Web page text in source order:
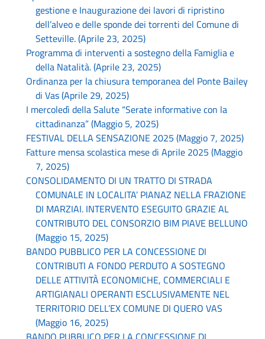
gestione e Inaugurazione dei lavori di ripristino
dell’alveo e delle sponde dei torrenti del Comune di
Setteville. (Aprile 23, 2025)
Programma di interventi a sostegno della Famiglia e
della Natalità. (Aprile 23, 2025)
Ordinanza per la chiusura temporanea del Ponte Bailey
di Vas (Aprile 29, 2025)
I mercoledì della Salute “Serate informative con la
cittadinanza” (Maggio 5, 2025)
FESTIVAL DELLA SENSAZIONE 2025 (Maggio 7, 2025)
Fatture mensa scolastica mese di Aprile 2025 (Maggio
7, 2025)
CONSOLIDAMENTO DI UN TRATTO DI STRADA
COMUNALE IN LOCALITA’ PIANAZ NELLA FRAZIONE
DI MARZIAI. INTERVENTO ESEGUITO GRAZIE AL
CONTRIBUTO DEL CONSORZIO BIM PIAVE BELLUNO
(Maggio 15, 2025)
BANDO PUBBLICO PER LA CONCESSIONE DI
CONTRIBUTI A FONDO PERDUTO A SOSTEGNO
DELLE ATTIVITÀ ECONOMICHE, COMMERCIALI E
ARTIGIANALI OPERANTI ESCLUSIVAMENTE NEL
TERRITORIO DELL’EX COMUNE DI QUERO VAS
(Maggio 16, 2025)